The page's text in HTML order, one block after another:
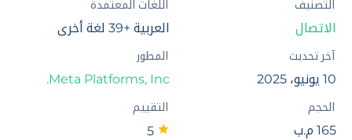
التصنيف
الاتصال
اللغات المعتمدة
العربية +39 لغة أخرى
آخر تحديث
10 يونيو، 2025
المطور
Meta Platforms, Inc.
الحجم
165 م.ب
التقييم